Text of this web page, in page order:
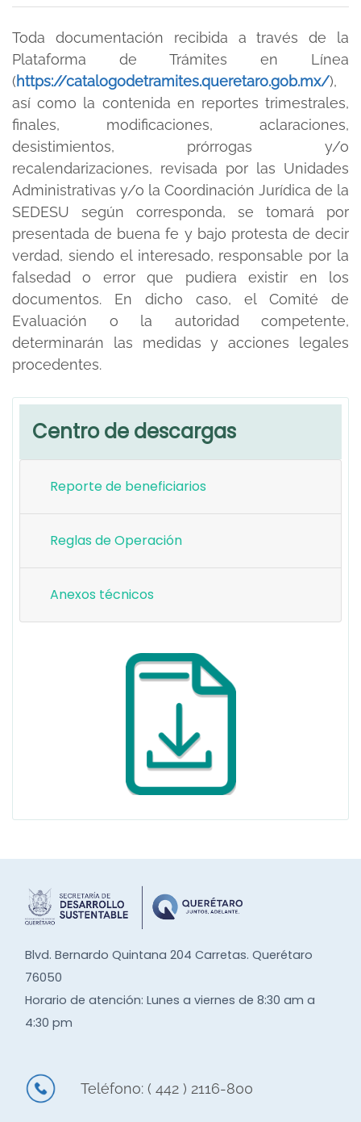
Toda documentación recibida a través de la
Plataforma de Trámites en Línea
(https://catalogodetramites.queretaro.gob.mx/),
así como la contenida en reportes trimestrales,
finales, modificaciones, aclaraciones,
desistimientos, prórrogas y/o
recalendarizaciones, revisada por las Unidades
Administrativas y/o la Coordinación Jurídica de la
SEDESU según corresponda, se tomará por
presentada de buena fe y bajo protesta de decir
verdad, siendo el interesado, responsable por la
falsedad o error que pudiera existir en los
documentos. En dicho caso, el Comité de
Evaluación o la autoridad competente,
determinarán las medidas y acciones legales
procedentes.
Centro de descargas
Reporte de beneficiarios
Reglas de Operación
Anexos técnicos
Blvd. Bernardo Quintana 204 Carretas. Querétaro
76050
Horario de atención: Lunes a viernes de 8:30 am a
4:30 pm
Teléfono: ( 442 ) 2116-800